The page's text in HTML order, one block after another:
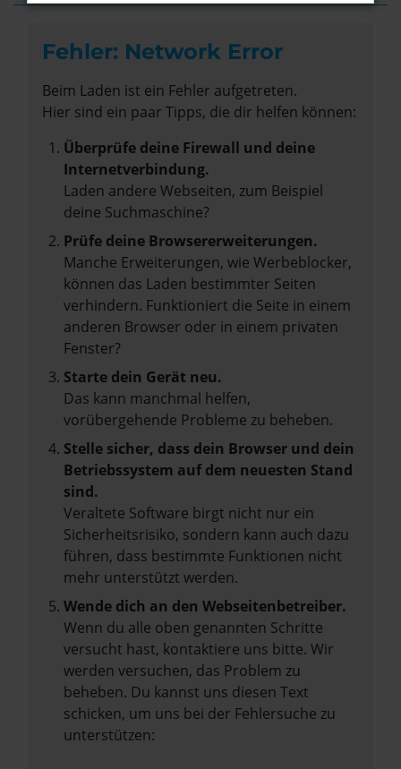
Fehler: Network Error
Beim Laden ist ein Fehler aufgetreten.
Hier sind ein paar Tipps, die dir helfen können:
Überprüfe deine Firewall und deine
Internetverbindung.
Laden andere Webseiten, zum Beispiel
deine Suchmaschine?
Prüfe deine Browsererweiterungen.
Manche Erweiterungen, wie Werbeblocker,
können das Laden bestimmter Seiten
verhindern. Funktioniert die Seite in einem
anderen Browser oder in einem privaten
Fenster?
Starte dein Gerät neu.
Das kann manchmal helfen,
vorübergehende Probleme zu beheben.
Stelle sicher, dass dein Browser und dein
Betriebssystem auf dem neuesten Stand
sind.
Veraltete Software birgt nicht nur ein
Sicherheitsrisiko, sondern kann auch dazu
führen, dass bestimmte Funktionen nicht
mehr unterstützt werden.
Wende dich an den Webseitenbetreiber.
Wenn du alle oben genannten Schritte
versucht hast, kontaktiere uns bitte. Wir
werden versuchen, das Problem zu
beheben. Du kannst uns diesen Text
schicken, um uns bei der Fehlersuche zu
unterstützen: